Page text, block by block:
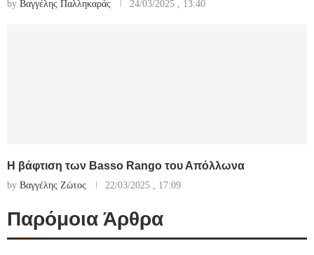
by Βαγγέλης Παλληκαράς 24/03/2025 , 13:40
Η βάφτιση των Basso Rango του Απόλλωνα
by Βαγγέλης Ζώτος 22/03/2025 , 17:09
Παρόμοια Άρθρα